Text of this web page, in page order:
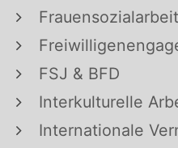
Frauensozialarbeit
FSJ & BFD
Interkulturelle
Internationale